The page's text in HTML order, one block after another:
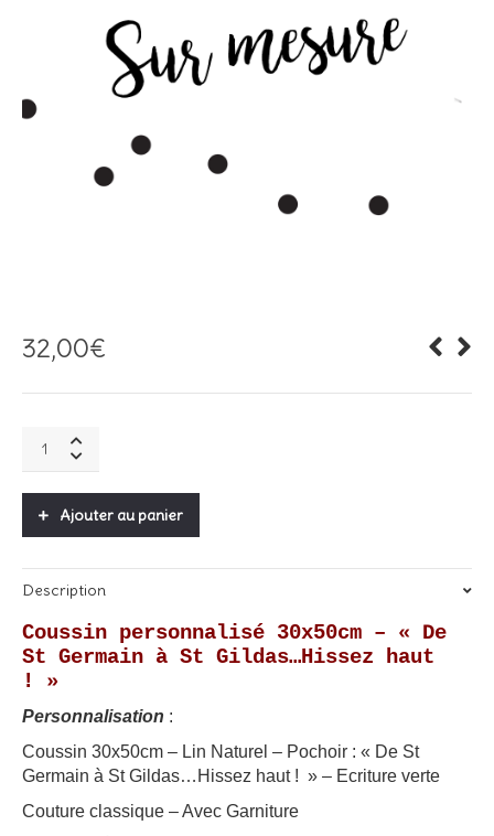
32,00€
Coussin
sur-
à
St
haut
!"
-
quantity
Ajouter au panier
Description
Coussin personnalisé 30x50cm – « De
St Germain à St Gildas…Hissez haut
! »
Personnalisation :
Coussin 30x50cm – Lin Naturel – Pochoir : « De St
Germain à St Gildas…Hissez haut ! » – Ecriture verte
Couture classique – Avec Garniture